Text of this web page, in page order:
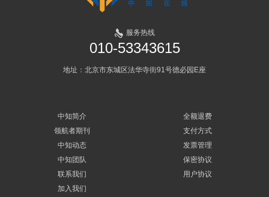
服务热线
010-53343615
地址：北京市东城区法华寺街91号德必园E座
中知简介
领航者期刊
中知动态
中知团队
联系我们
加入我们
全额退费
支付方式
发票管理
保密协议
用户协议